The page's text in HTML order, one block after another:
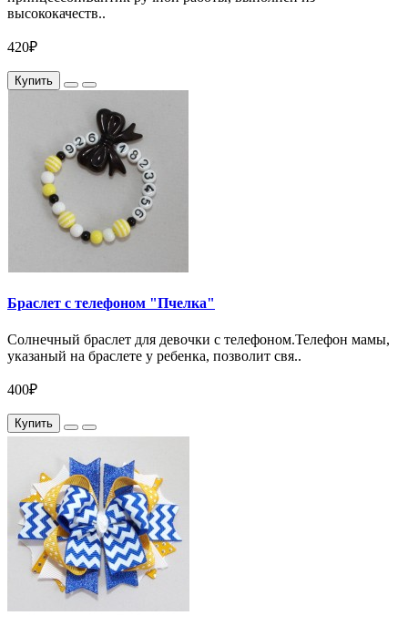
высококачеств..
420₽
Купить
Браслет с телефоном "Пчелка"
Солнечный браслет для девочки с телефоном.Телефон мамы,
указаный на браслете у ребенка, позволит свя..
400₽
Купить